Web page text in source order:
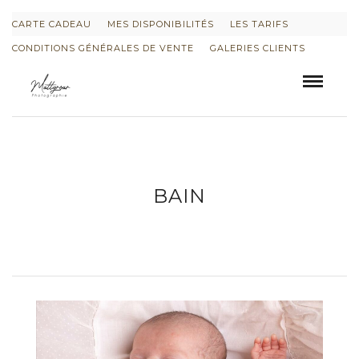
GROSSESSE
INFORMATIONS SUR LES PHOTOS
CARTE CADEAU MES DISPONIBILITÉS LES TARIFS
CONDITIONS GÉNÉRALES DE VENTE GALERIES CLIENTS
BAIN